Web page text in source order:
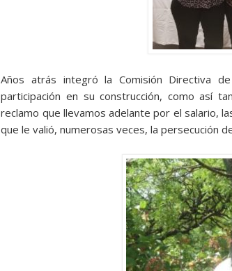
Años atrás integró la Comisión Directiva
participación en su construcción, como así
reclamo que llevamos adelante por el salario,
que le valió, numerosas veces, la persecución